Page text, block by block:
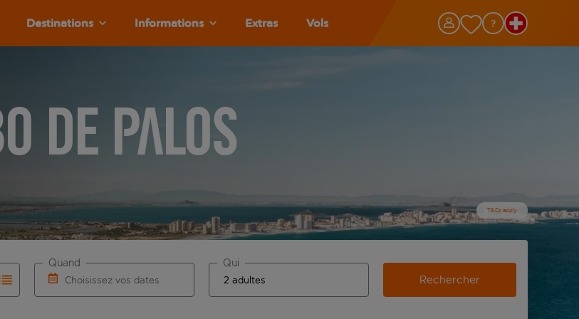
Destinations Informations Extras Vols
de Palos
T&Cs apply
de saisie automatique sont disponibles pour l’aéroport d’origine, utilisez la touche de tabulation pour
saisie automatique. Lorsque les résultats de la saisie automatique sont disponibles pour l’aéroport de
Choisissez vos dates
Quand Qui
Rechercher